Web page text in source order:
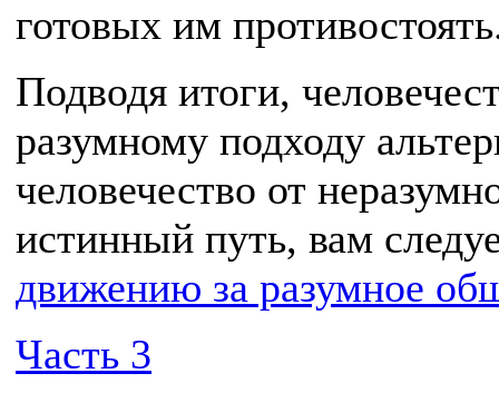
готовых им
Подводя итоги,
разумному подходу
человечество от
истинный путь, вам
движению за разумное
Часть 3